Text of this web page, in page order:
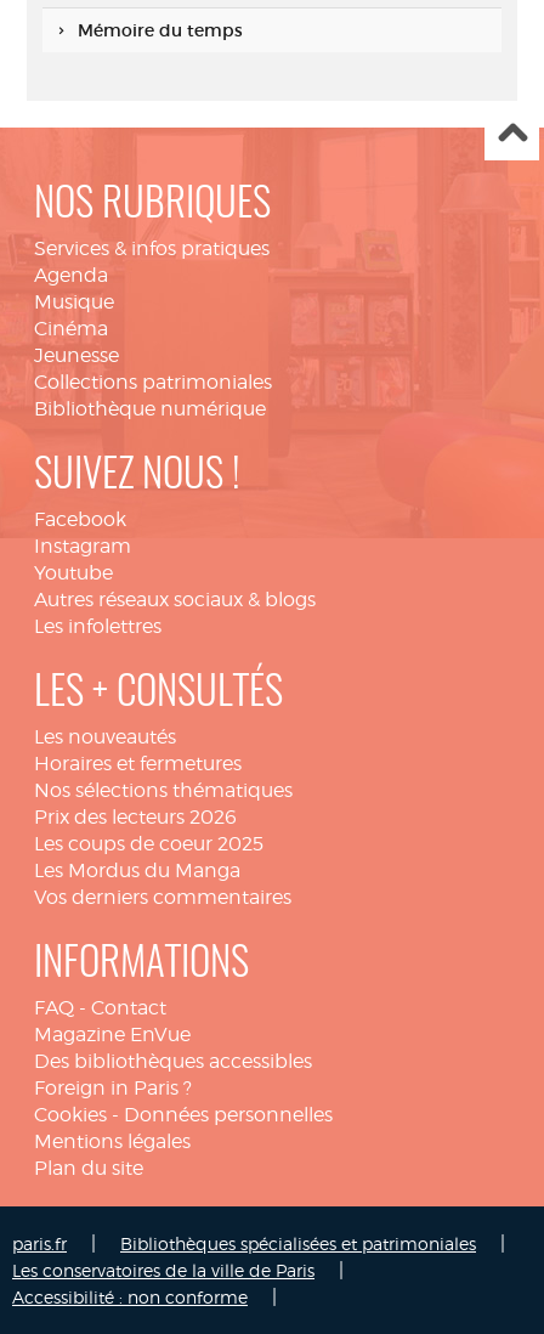
Mémoire du temps
NOS RUBRIQUES
Services & infos pratiques
Agenda
Musique
Cinéma
Jeunesse
Collections patrimoniales
Bibliothèque numérique
SUIVEZ NOUS !
Facebook
Instagram
Youtube
Autres réseaux sociaux & blogs
Les infolettres
LES + CONSULTÉS
Les nouveautés
Horaires et fermetures
Nos sélections thématiques
Prix des lecteurs 2026
Les coups de coeur 2025
Les Mordus du Manga
Vos derniers commentaires
INFORMATIONS
FAQ - Contact
Magazine EnVue
Des bibliothèques accessibles
Foreign in Paris ?
Cookies - Données personnelles
Mentions légales
Plan du site
paris.fr Bibliothèques spécialisées et patrimoniales
Les conservatoires de la ville de Paris
Accessibilité : non conforme